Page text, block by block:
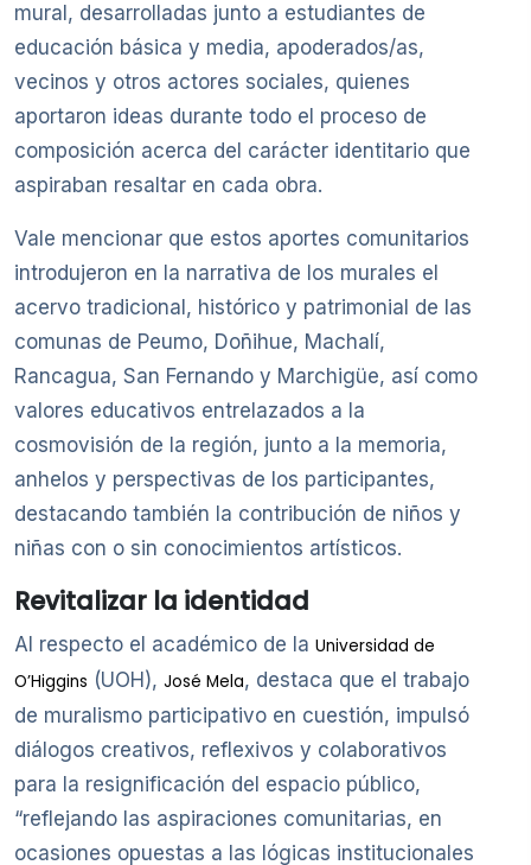
mural, desarrolladas junto a estudiantes de
educación básica y media, apoderados/as,
vecinos y otros actores sociales, quienes
aportaron ideas durante todo el proceso de
composición acerca del carácter identitario que
aspiraban resaltar en cada obra.
Vale mencionar que estos aportes comunitarios
introdujeron en la narrativa de los murales el
acervo tradicional, histórico y patrimonial de las
comunas de Peumo, Doñihue, Machalí,
Rancagua, San Fernando y Marchigüe, así como
valores educativos entrelazados a la
cosmovisión de la región, junto a la memoria,
anhelos y perspectivas de los participantes,
destacando también la contribución de niños y
niñas con o sin conocimientos artísticos.
Revitalizar la identidad
Al respecto el académico de la Universidad de
O’Higgins (UOH), José Mela, destaca que el trabajo
de muralismo participativo en cuestión, impulsó
diálogos creativos, reflexivos y colaborativos
para la resignificación del espacio público,
“reflejando las aspiraciones comunitarias, en
ocasiones opuestas a las lógicas institucionales